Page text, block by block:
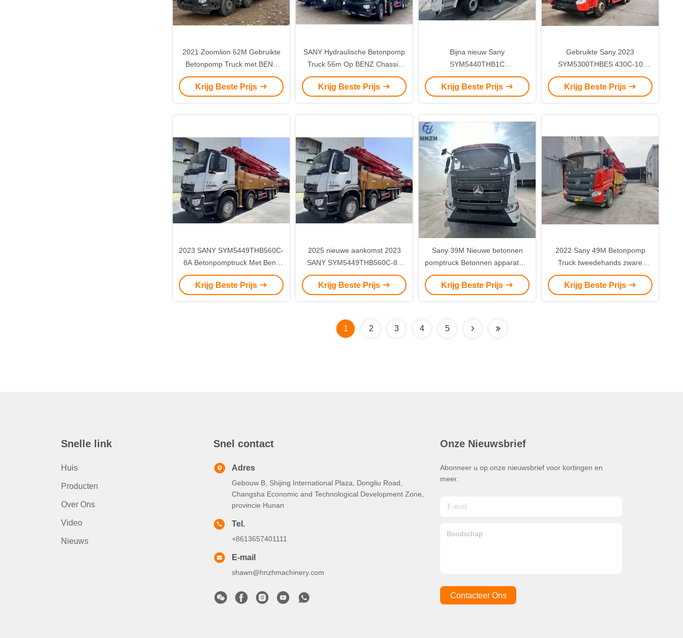
2021 Zoomlion 62M Gebruikte
Betonpomp Truck met BENZ
chassis
Krijg Beste Prijs
SANY Hydraulische Betonpomp
Truck 56m Op BENZ Chassis
4143 Gemaakt in 2020
Krijg Beste Prijs
Bijna nieuw Sany
SYM5440THB1C
Betonpomptruck 2023 Jaar
gemaakt
Krijg Beste Prijs
Gebruikte Sany 2023
SYM5300THBES 430C-10
Betonpomp Truck te koop
Krijg Beste Prijs
2023 SANY SYM5449THB560C-
8A Betonpomptruck Met Benz
Chassis
Krijg Beste Prijs
2025 nieuwe aankomst 2023
SANY SYM5449THB560C-8A
56 M Betonpomp Truck Met
Benz Chassis leveringen uit
Krijg Beste Prijs
Sany 39M Nieuwe betonnen
pomptruck Betonnen apparatuur
Gebruikte pomptruck
Krijg Beste Prijs
2022 Sany 49M Betonpomp
Truck tweedehands zware
machine leverancier uit China
SYM5359THB 490C-10
Krijg Beste Prijs
1 2 3 4 5
Snelle link
Huis
Producten
Over Ons
Video
Nieuws
Snel contact
Adres
Gebouw B, Shijing International Plaza, Dongliu Road,
Changsha Economic and Technological Development Zone,
provincie Hunan
Tel.
+8613657401111
E-mail
shawn@hnzhmachinery.com
Onze Nieuwsbrief
Abonneer u op onze nieuwsbrief voor kortingen en
meer.
Contacteer Ons